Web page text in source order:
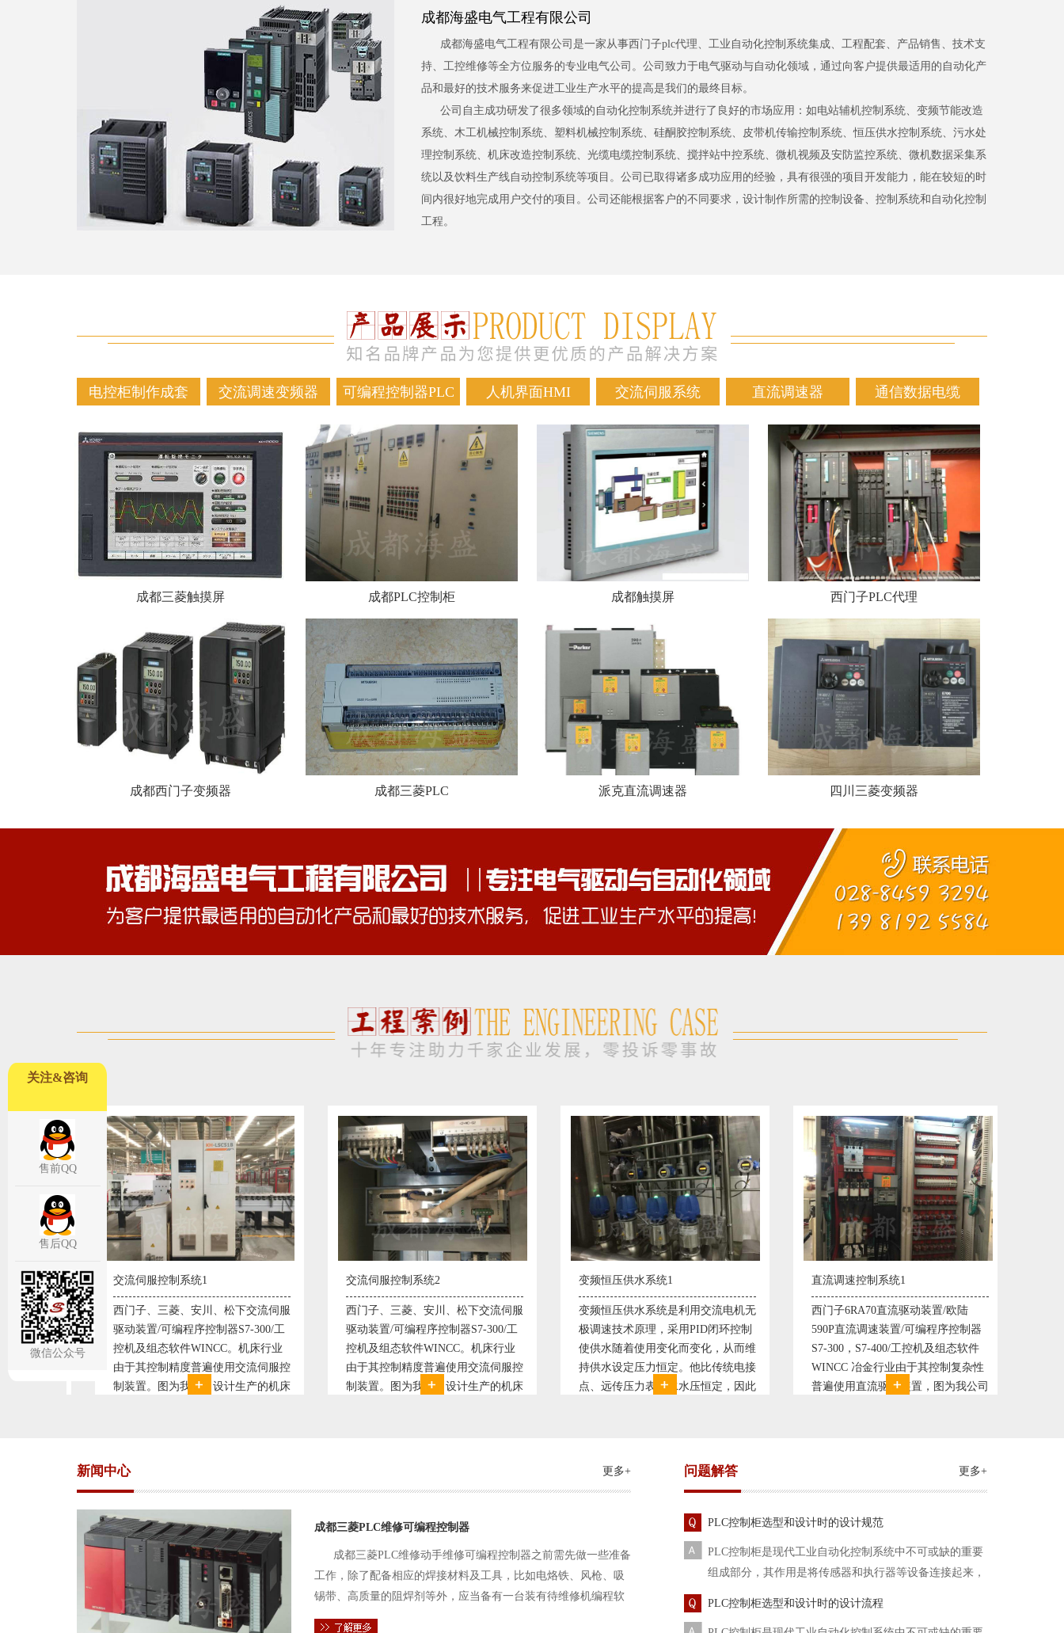
成都海盛电气工程有限公司
成都海盛电气工程有限公司是一家从事西门子plc代理、工业自动化控制系统集成、工程配套、产品销售、技术支
持、工控维修等全方位服务的专业电气公司。公司致力于电气驱动与自动化领域，通过向客户提供最适用的自动化产
品和最好的技术服务来促进工业生产水平的提高是我们的最终目标。
公司自主成功研发了很多领域的自动化控制系统并进行了良好的市场应用：如电站辅机控制系统、变频节能改造
系统、木工机械控制系统、塑料机械控制系统、硅酮胶控制系统、皮带机传输控制系统、恒压供水控制系统、污水处
理控制系统、机床改造控制系统、光缆电缆控制系统、搅拌站中控系统、微机视频及安防监控系统、微机数据采集系
统以及饮料生产线自动控制系统等项目。公司已取得诸多成功应用的经验，具有很强的项目开发能力，能在较短的时
间内很好地完成用户交付的项目。公司还能根据客户的不同要求，设计制作所需的控制设备、控制系统和自动化控制
工程。
电控柜制作成套 交流调速变频器 可编程控制器PLC 人机界面HMI 交流伺服系统 直流调速器 通信数据电缆
成都三菱触摸屏 成都PLC控制柜 成都触摸屏 西门子PLC代理
成都西门子变频器 成都三菱PLC 派克直流调速器 四川三菱变频器
安川、松下交流伺服
序控制器S7-300/工
。机床行业
交流伺服控制系统2
西门子、三菱、安川、松下交流伺服
驱动装置/可编程序控制器S7-300/工
控机及组态软件WINCC。机床行业
由于其控制精度普遍使用交流伺服控
制装置。图为我公司设计生产的机床
变频恒压供水系统1
变频恒压供水系统是利用交流电机无
极调速技术原理，采用PID闭环控制
使供水随着使用变化而变化，从而维
持供水设定压力恒定。他比传统电接
点、远传压力表供水水压恒定，因此
直流调速控制系统1
西门子6RA70直流驱动装置/欧陆
590P直流调速装置/可编程序控制器
S7-300，S7-400/工控机及组态软件
WINCC 冶金行业由于其控制复杂性
普遍使用直流驱动装置，图为我公司
塑料机械控制系统1
典型的塑料生产线电控系统配置：
丹佛斯变频器VLT5000， RKC温控
仪表， 西门子可编程序控制器S7-
200， 工控组态软件WINCC或
Protool或组态王。 使用在生产塑料
新闻中心 更多+
成都三菱PLC维修可编程控制器
成都三菱PLC维修动手维修可编程控制器之前需先做一些准备
工作，除了配备相应的焊接材料及工具，比如电烙铁、风枪、吸
锡带、高质量的阻焊剂等外，应当备有一台装有待维修机编程软
件的电路及通信电缆。这一是由于待修机常常是从工作系统中拆
问题解答 更多+
PLC控制柜选型和设计时的设计规范
PLC控制柜是现代工业自动化控制系统中不可或缺的重要
组成部分，其作用是将传感器和执行器等设备连接起来，
PLC控制柜选型和设计时的设计流程
关注&咨询
售前QQ
售后QQ
微信公众号